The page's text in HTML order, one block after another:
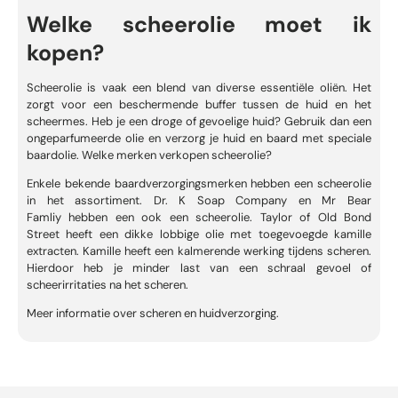
Welke scheerolie moet ik
kopen?
Scheerolie is vaak een blend van diverse essentiële oliën. Het
zorgt voor een beschermende buffer tussen de huid en het
scheermes. Heb je een droge of gevoelige huid? Gebruik dan een
ongeparfumeerde olie en verzorg je huid en baard met speciale
baardolie. Welke merken verkopen scheerolie?
Enkele bekende baardverzorgingsmerken hebben een scheerolie
in het assortiment. Dr. K Soap Company en Mr Bear
Famliy hebben een ook een scheerolie. Taylor of Old Bond
Street heeft een dikke lobbige olie met toegevoegde kamille
extracten. Kamille heeft een kalmerende werking tijdens scheren.
Hierdoor heb je minder last van een schraal gevoel of
scheerirritaties na het scheren.
Meer informatie overscheren en huidverzorging.